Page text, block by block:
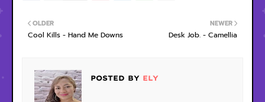
NEWER
Desk Job. - Camellia
OLDER
Cool Kills - Hand Me Downs
POSTED BY ELY